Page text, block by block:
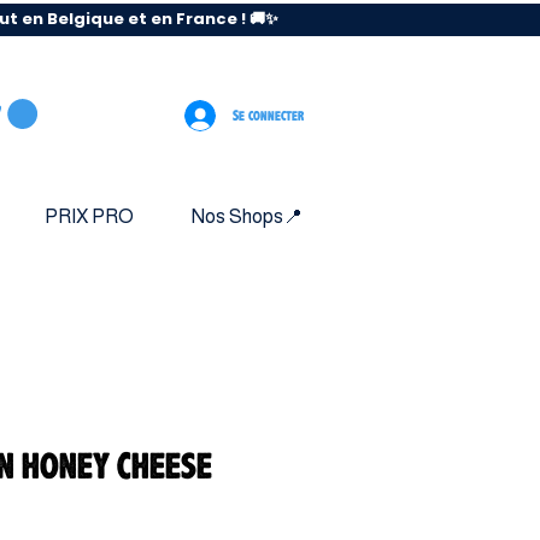
Belgique et en France ! 🚚✨
Se connecter
PRIX PRO Nos Shops📍
HONEY CHEESE